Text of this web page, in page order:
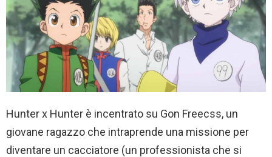
Hunter x Hunter è incentrato su Gon Freecss, un
giovane ragazzo che intraprende una missione per
diventare un cacciatore (un professionista che si